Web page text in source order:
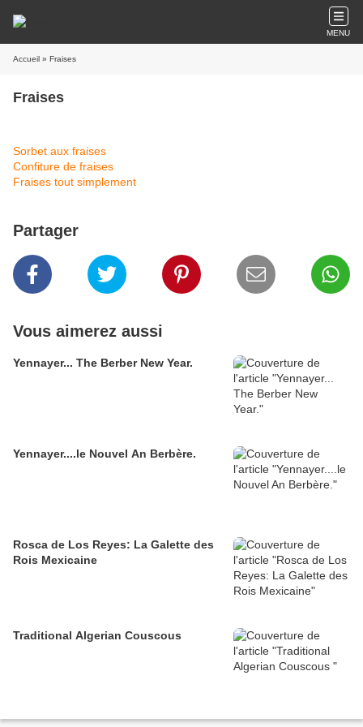
MENU
Accueil » Fraises
Fraises
Sorbet aux fraises
Confiture de fraises
Fraises tout simplement
Partager
Vous aimerez aussi
Yennayer... The Berber New Year.
Yennayer....le Nouvel An Berbère.
Rosca de Los Reyes: La Galette des
Rois Mexicaine
Traditional Algerian Couscous